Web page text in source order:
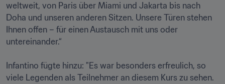
weltweit, von Paris über Miami und Jakarta bis nach
Doha und unseren anderen Sitzen. Unsere Türen stehen
Ihnen offen – für einen Austausch mit uns oder
untereinander.“
Infantino fügte hinzu: "Es war besonders erfreulich, so
viele Legenden als Teilnehmer an diesem Kurs zu sehen.